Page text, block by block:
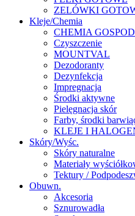
ZELÓWKI
Kleje/Chemia
CHEMIA
Czyszczenie
MOUNTVAL
Dezodoranty
Dezynfekcja
Impregnacja
Środki aktywne
Pielęgnacja skór
Farby, środki
KLEJE I
Skóry/Wyśc.
Skóry naturalne
Materiały
Tektury /
Obuwn.
Akcesoria
Sznurowadła